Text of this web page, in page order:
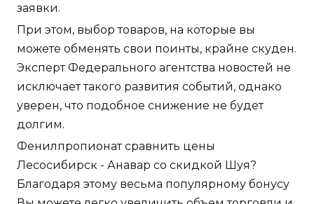
заявки.
При этом, выбор товаров, на которые вы
можете обменять свои поинты, крайне скуден.
Эксперт Федерального агентства новостей не
исключает такого развития событий, однако
уверен, что подобное снижение не будет
долгим.
Фенилпропионат сравнить цены
Лесосибирск - Анавар со скидкой Шуя?
Благодаря этому весьма популярному бонусу